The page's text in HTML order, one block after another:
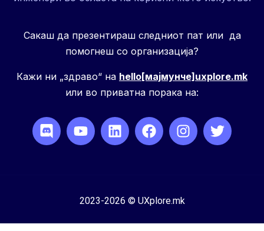
Сакаш да презентираш следниот пат или да
помогнеш со организација?
Кажи ни „здраво“ на hello[мајмунче]uxplore.mk
или во приватна порака на:
2023-2026 © UXplore.mk